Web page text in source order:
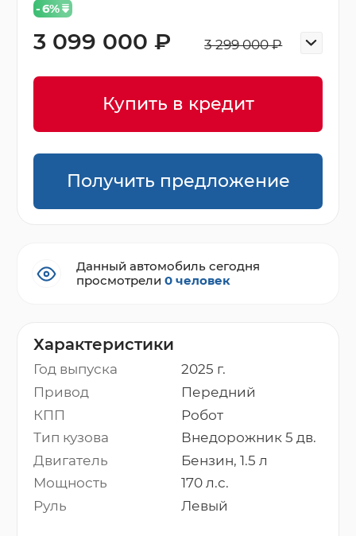
Характеристики
Год выпуска
2025 г.
Привод
Передний
КПП
Робот
Тип кузова
Внедорожник 5 дв.
Двигатель
Бензин, 1.5 л
Мощность
170 л.с.
Руль
Левый
- 6%
3 299 000 ₽
3 099 000 ₽
Купить в кредит
Получить предложение
Данный автомобиль сегодня
просмотрели0 человек